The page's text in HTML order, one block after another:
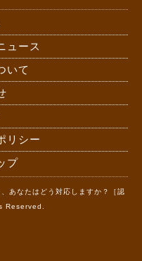
ュース
いて
リシー
プ
あなたはどう対応しますか？［認
Reserved.